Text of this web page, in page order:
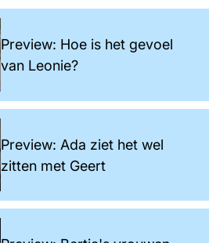
Preview: Hoe is het gevoel
van Leonie?
Preview: Ada ziet het wel
zitten met Geert